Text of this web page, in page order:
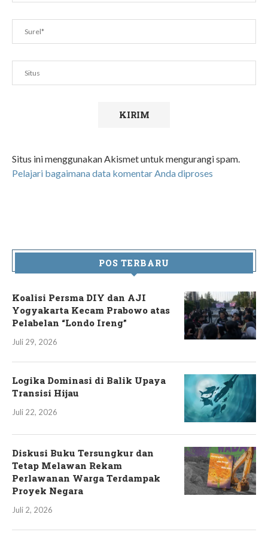
Situs ini menggunakan Akismet untuk mengurangi spam.
Pelajari bagaimana data komentar Anda diproses
POS TERBARU
Koalisi Persma DIY dan AJI
Yogyakarta Kecam Prabowo atas
Pelabelan “Londo Ireng”
Juli 29, 2026
Logika Dominasi di Balik Upaya
Transisi Hijau
Juli 22, 2026
Diskusi Buku Tersungkur dan
Tetap Melawan Rekam
Perlawanan Warga Terdampak
Proyek Negara
Juli 2, 2026